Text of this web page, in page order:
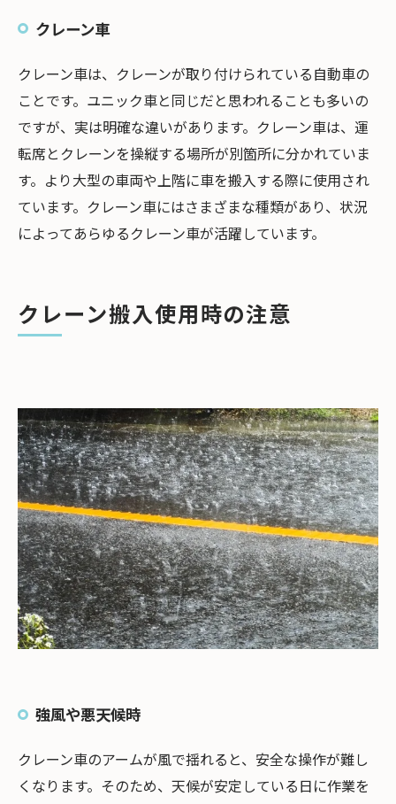
クレーン車
クレーン車は、クレーンが取り付けられている自動車の
ことです。ユニック車と同じだと思われることも多いの
ですが、実は明確な違いがあります。クレーン車は、運
転席とクレーンを操縦する場所が別箇所に分かれていま
す。より大型の車両や上階に車を搬入する際に使用され
ています。クレーン車にはさまざまな種類があり、状況
によってあらゆるクレーン車が活躍しています。
クレーン搬入使用時の注意
強風や悪天候時
クレーン車のアームが風で揺れると、安全な操作が難し
くなります。そのため、天候が安定している日に作業を